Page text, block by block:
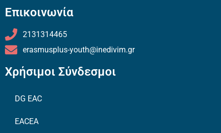
Επικοινωνία
2131314465
erasmusplus-youth@inedivim.gr
Χρήσιμοι Σύνδεσμοι
DG EAC
EACEA